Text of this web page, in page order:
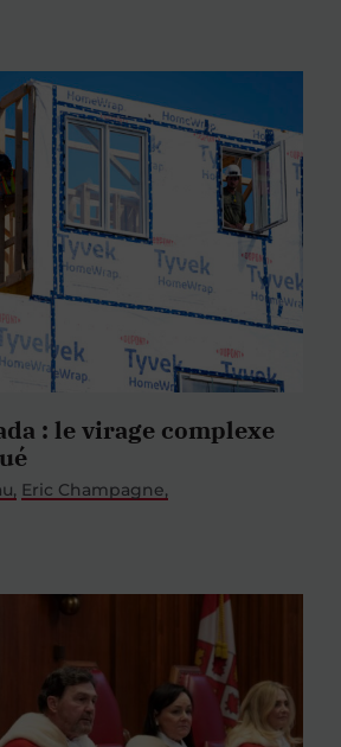
: le virage complexe
Eric Champagne